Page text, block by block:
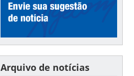
Arquivo de notícias